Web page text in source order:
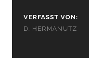
VERFASST VON:
D. HERMANUTZ